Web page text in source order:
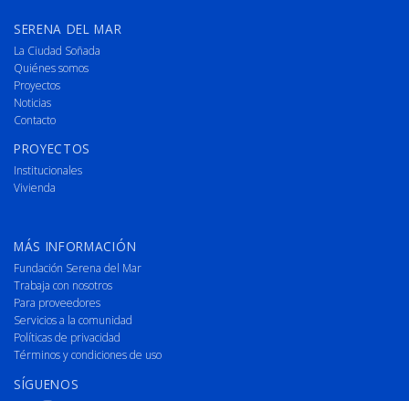
SERENA DEL MAR
La Ciudad Soñada
Quiénes somos
Proyectos
Noticias
Contacto
PROYECTOS
Institucionales
Vivienda
MÁS INFORMACIÓN
Fundación Serena del Mar
Trabaja con nosotros
Para proveedores
Servicios a la comunidad
Políticas de privacidad
Términos y condiciones de uso
SÍGUENOS